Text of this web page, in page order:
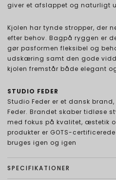
giver et afslappet og naturligt
Kjolen har tynde stropper, der
efter behov. Bagpå ryggen er
gør pasformen fleksibel og
udskæring samt den gode
kjolen fremstår både elegant
STUDIO FEDER
Studio Feder er et dansk
Feder. Brandet skaber tidløse
med fokus på kvalitet, æstetik
produkter er GOTS-
bruges igen og igen
SPECIFIKATIONER